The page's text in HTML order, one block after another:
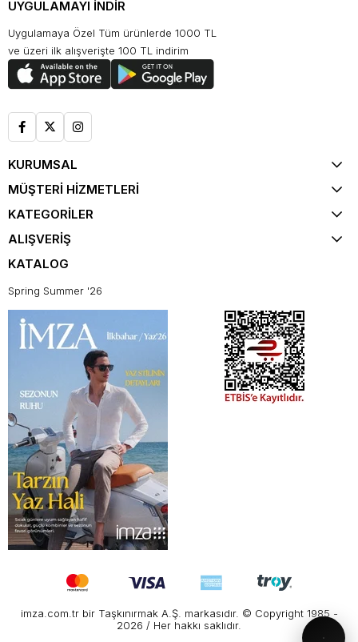
UYGULAMAYI İNDİR
Uygulamaya Özel Tüm ürünlerde 1000 TL
ve üzeri ilk alışverişte 100 TL indirim
KURUMSAL
MÜŞTERİ HİZMETLERİ
KATEGORİLER
ALIŞVERİŞ
KATALOG
Spring Summer '26
imza.com.tr bir Taşkınırmak A.Ş. markasıdır. © Copyright 1985 -
2026 / Her hakkı saklıdır.